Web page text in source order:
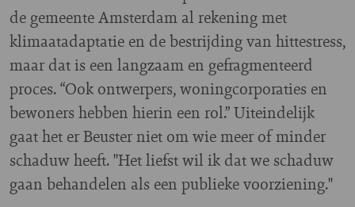
de gemeente Amsterdam al rekening met
klimaatadaptatie en de bestrijding van hittestress,
maar dat is een langzaam en gefragmenteerd
proces. “Ook ontwerpers, woningcorporaties en
bewoners hebben hierin een rol.” Uiteindelijk
gaat het er Beuster niet om wie meer of minder
schaduw heeft. "Het liefst wil ik dat we schaduw
gaan behandelen als een publieke voorziening."